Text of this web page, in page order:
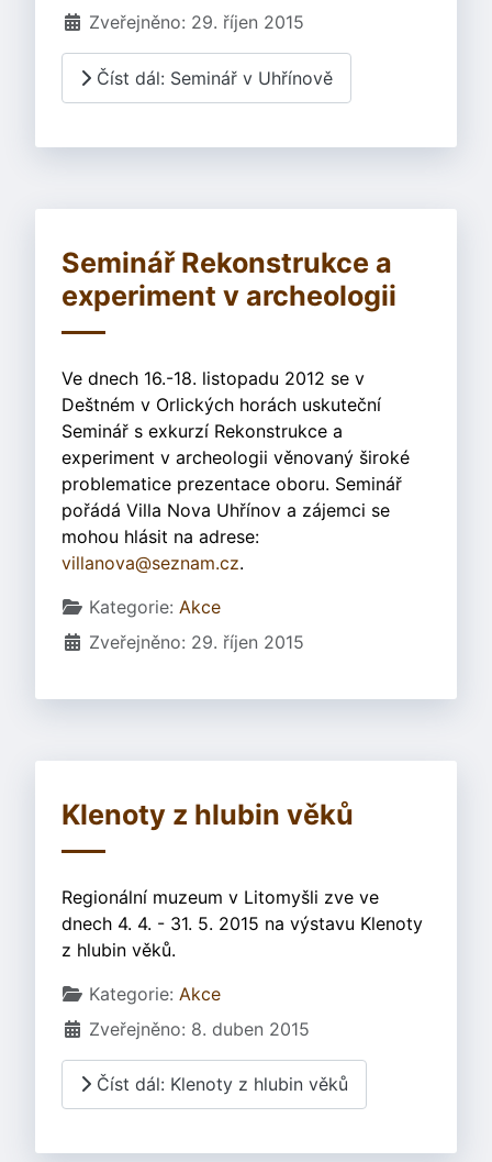
Zveřejněno: 29. říjen 2015
Číst dál: Seminář v Uhřínově
Seminář Rekonstrukce a
experiment v archeologii
Ve dnech 16.-18. listopadu 2012 se v
Deštném v Orlických horách uskuteční
Seminář s exkurzí Rekonstrukce a
experiment v archeologii věnovaný široké
problematice prezentace oboru. Seminář
pořádá Villa Nova Uhřínov a zájemci se
mohou hlásit na adrese:
villanova@seznam.cz.
Základní údaje
Kategorie: Akce
Zveřejněno: 29. říjen 2015
Klenoty z hlubin věků
Regionální muzeum v Litomyšli zve ve
dnech 4. 4. - 31. 5. 2015 na výstavu Klenoty
z hlubin věků.
Základní údaje
Kategorie: Akce
Zveřejněno: 8. duben 2015
Číst dál: Klenoty z hlubin věků